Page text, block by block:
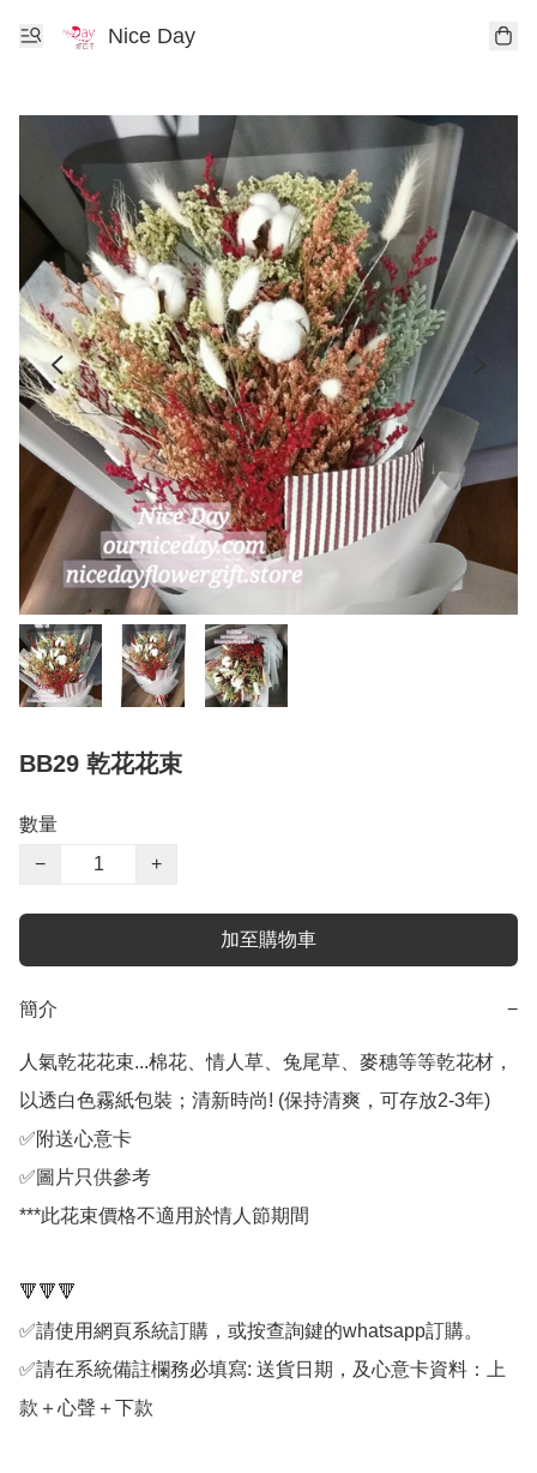
Nice Day
BB29 乾花花束
數量
−
+
加至購物車
簡介 −
人氣乾花花束...棉花、情人草、兔尾草、麥穗等等乾花材，
以透白色霧紙包裝；清新時尚! (保持清爽，可存放2-3年)
✅附送心意卡
✅圖片只供參考
***此花束價格不適用於情人節期間
🔻🔻🔻
✅請使用網頁系統訂購，或按查詢鍵的whatsapp訂購。
✅請在系統備註欄務必填寫: 送貨日期，及心意卡資料：上
款＋心聲＋下款